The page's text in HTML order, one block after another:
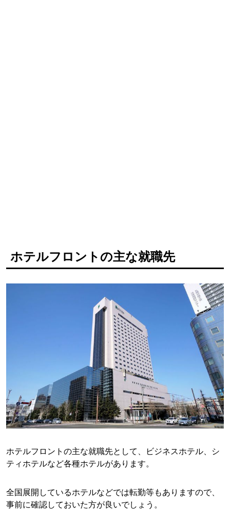
ホテルフロントの主な就職先
ホテルフロントの主な就職先として、ビジネスホテル、シ
ティホテルなど各種ホテルがあります。
全国展開しているホテルなどでは転勤等もありますので、
事前に確認しておいた方が良いでしょう。